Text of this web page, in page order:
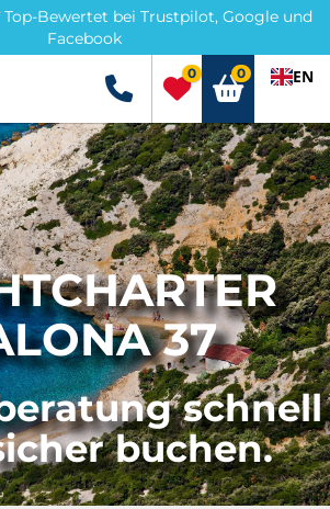
Top-Bewertet bei Trustpilot, Google und
Facebook
+49 5741 3222690
0 0 EN
37
schnell
buchen.